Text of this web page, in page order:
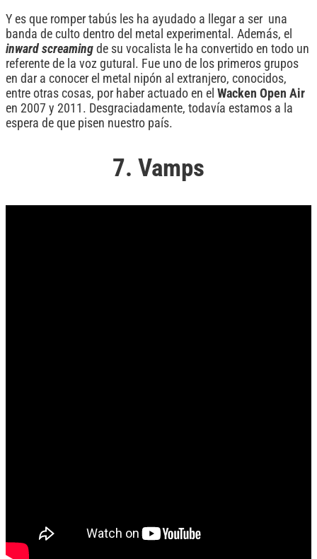
Y es que romper tabús les ha ayudado a llegar a ser una
banda de culto dentro del metal experimental. Además, el
inward screaming de su vocalista le ha convertido en todo un
referente de la voz gutural. Fue uno de los primeros grupos
en dar a conocer el metal nipón al extranjero, conocidos,
entre otras cosas, por haber actuado en el Wacken Open Air
en 2007 y 2011. Desgraciadamente, todavía estamos a la
espera de que pisen nuestro país.
7. Vamps